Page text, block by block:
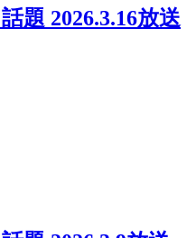
題 2026.3.16放送